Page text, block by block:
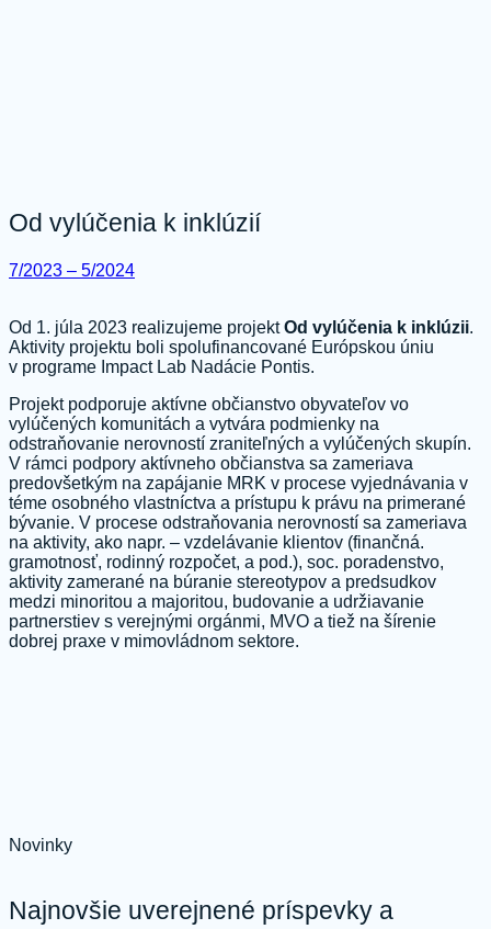
Od vylúčenia k inklúzií
7/2023 – 5/2024
Od 1. júla 2023 realizujeme projektOd vylúčenia k inklúzii.
Aktivity projektu boli spolufinancované Európskou úniu
v programe Impact Lab Nadácie Pontis.
Projekt podporuje aktívne občianstvo obyvateľov vo
vylúčených komunitách a vytvára podmienky na
odstraňovanie nerovností zraniteľných a vylúčených skupín.
V rámci podpory aktívneho občianstva sa zameriava
predovšetkým na zapájanie MRK v procese vyjednávania v
téme osobného vlastníctva a prístupu k právu na primerané
bývanie. V procese odstraňovania nerovností sa zameriava
na aktivity, ako napr. – vzdelávanie klientov (finančná.
gramotnosť, rodinný rozpočet, a pod.), soc. poradenstvo,
aktivity zamerané na búranie stereotypov a predsudkov
medzi minoritou a majoritou, budovanie a udržiavanie
partnerstiev s verejnými orgánmi, MVO a tiež na šírenie
dobrej praxe v mimovládnom sektore.
Novinky
Najnovšie uverejnené príspevky a